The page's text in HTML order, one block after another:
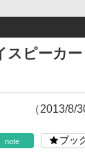
スピーカー
（2013/8/
note ブッ